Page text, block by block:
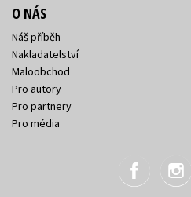
O NÁS
Náš příběh
Nakladatelství
Maloobchod
Pro autory
Pro partnery
Pro média